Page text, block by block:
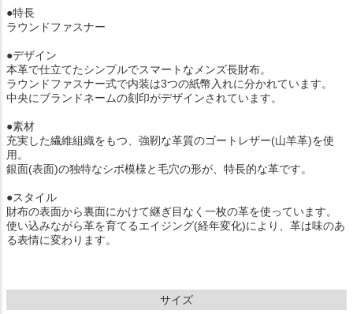
●特長
ラウンドファスナー
●デザイン
本革で仕立てたシンプルでスマートなメンズ長財布。
ラウンドファスナー式で内装は3つの紙幣入れに分かれています。
中央にブランドネームの刻印がデザインされています。
●素材
充実した繊維組織をもつ、強靭な革質のゴートレザー(山羊革)を使
用。
銀面(表面)の独特なシボ模様と毛穴の形が、特長的な革です。
●スタイル
財布の表面から裏面にかけて継ぎ目なく一枚の革を使っています。
使い込みながら革を育てるエイジング(経年変化)により、革は味のあ
る表情に変わります。
サイズ